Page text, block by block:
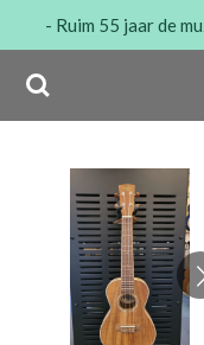
naar
de
- Ruim 55 jaar de